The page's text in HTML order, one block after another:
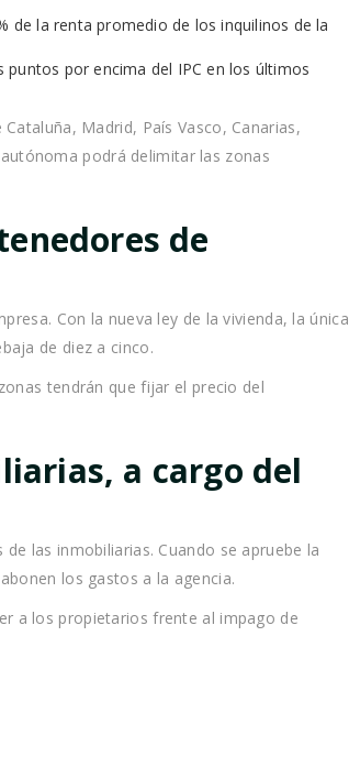
de la renta promedio de los inquilinos de la
por encima del IPC en los últimos
Madrid, País Vasco, Canarias,
podrá delimitar las zonas
de
Con la nueva ley de la vivienda, la única
de diez a cinco.
tendrán que fijar el precio del
a cargo del
las inmobiliarias. Cuando se apruebe la
los gastos a la agencia.
a los propietarios frente al impago de